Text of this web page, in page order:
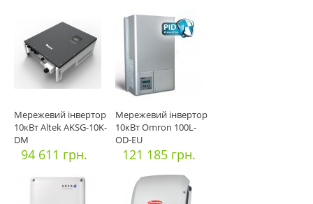
Мережевий інвертор
10кВт Altek AKSG-10K-
DM
94 611 грн.
Мережевий інвертор
10кВт Omron 100L-
OD-EU
121 185 грн.